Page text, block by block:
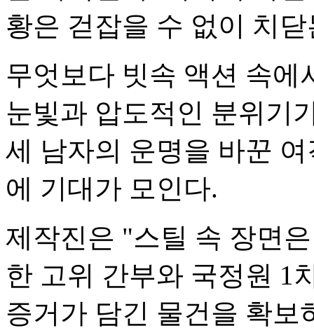
황은 걷잡을 수 없이 치
무엇보다 빗속 액션 속에
눈빛과 압도적인 분위기
세 남자의 운명을 바꾼
에 기대가 모인다.
제작진은 "스틸 속 장면
한 고위 간부와 국정원 1
증거가 담긴 물건을 확